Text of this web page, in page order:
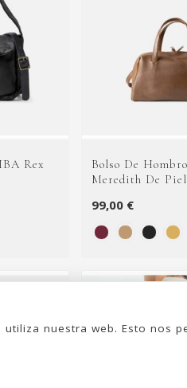
Rex
Bolso De
Meredith De Piel
99,00 €
nuestra web. Esto nos